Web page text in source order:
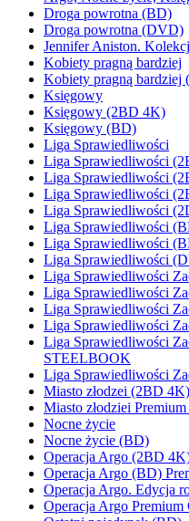
Droga powrotna (BD)
Droga powrotna (DVD)
Jennifer Aniston.
Kobiety pragną bardziej
Kobiety pragną bardziej
Księgowy
Księgowy (2BD 4K)
Księgowy (BD)
Liga Sprawiedliwości
Liga Sprawiedliwości
Liga Sprawiedliwości
Liga Sprawiedliwości
Liga Sprawiedliwości
Liga Sprawiedliwości
Liga Sprawiedliwości
Liga Sprawiedliwości
Liga Sprawiedliwości
Liga Sprawiedliwości
Liga Sprawiedliwości
Liga Sprawiedliwości
Liga Sprawiedliwości
STEELBOOK
Liga Sprawiedliwości
Miasto złodzei (2BD 4K)
Miasto złodziei
Nocne życie
Nocne życie (BD)
Operacja Argo (2BD
Operacja Argo (BD)
Operacja Argo. Edycja
Operacja Argo Premium